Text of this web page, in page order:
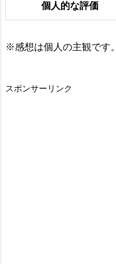
個人的な評価
※感想は個人の主観です。
スポンサーリンク